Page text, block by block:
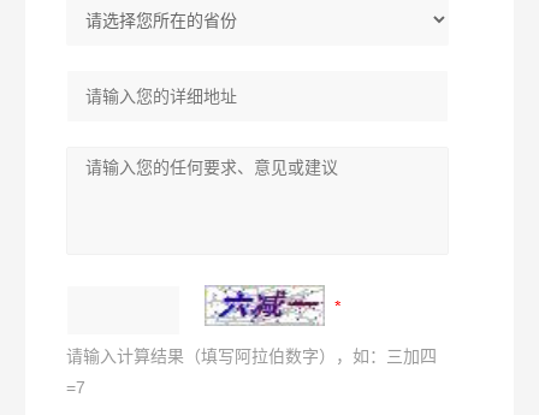
请输入计算结果（填写阿拉伯数字），如：三加四
=7